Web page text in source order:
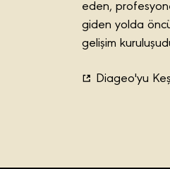
eden,
giden yolda
gelişim
Diageo'yu